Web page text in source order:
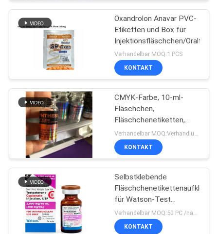
VERBINDUNG
NACHRICHTEN
SITEMAP
PRIVACY
POLICY
kundenspezifische
Phiolenaufkleber
Kästen der Phiolen-
10ml
45
Oxandrolon Anavar PVC-
Etiketten und Box für
Injektionsfläschchen/
Verhandelbar MOQ:1 PCS
KONTAKT
CMYK-Farbe, 10-ml-
Fläschchen,
Fläschchenetiketten,
Hologrammmaterial
Verhandelbar MOQ:Verhandlung
KONTAKT
Selbstklebende
Fläschchenetikettenaufkleber
für Watson-Test
Cypionat 250 mg
KONTAKT